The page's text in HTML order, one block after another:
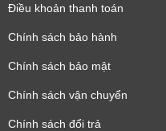
Điều khoản thanh toán
Chính sách bảo hành
Chính sách bảo mật
Chính sách vận chuyển
Chính sách đổi trả